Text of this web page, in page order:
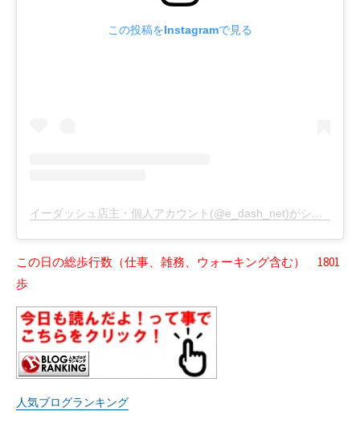
この投稿をInstagramで見る
イーダッシュ店主・個人アカウント(@e_dash_net)がシェアした投稿
この日の総歩行数（仕事、雑務、ウォーキング含む） 1801
歩
人気ブログランキング